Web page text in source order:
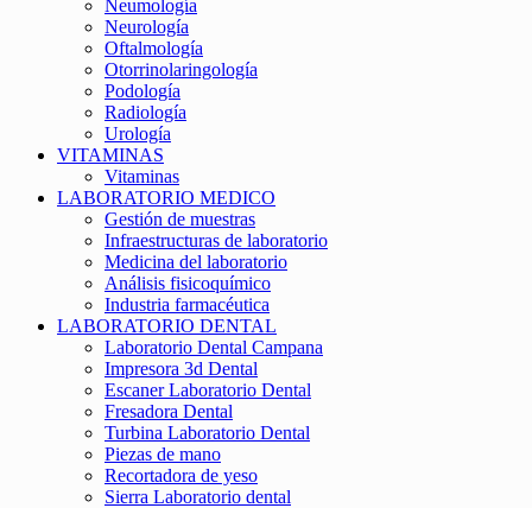
Neumología
Neurología
Oftalmología
Otorrinolaringología
Podología
Radiología
Urología
VITAMINAS
Vitaminas
LABORATORIO MEDICO
Gestión de muestras
Infraestructuras de laboratorio
Medicina del laboratorio
Análisis fisicoquímico
Industria farmacéutica
LABORATORIO DENTAL
Laboratorio Dental Campana
Impresora 3d Dental
Escaner Laboratorio Dental
Fresadora Dental
Turbina Laboratorio Dental
Piezas de mano
Recortadora de yeso
Sierra Laboratorio dental